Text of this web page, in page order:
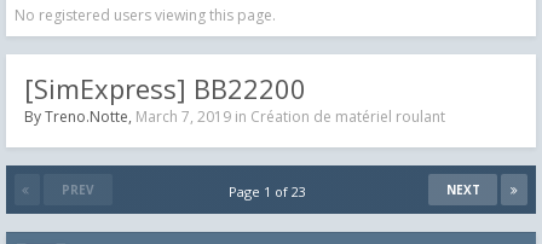
No registered users viewing this page.
[SimExpress] BB22200
ByTreno.Notte, March 7, 2019 in Création de matériel roulant
PREV NEXT
Page 1 of 23